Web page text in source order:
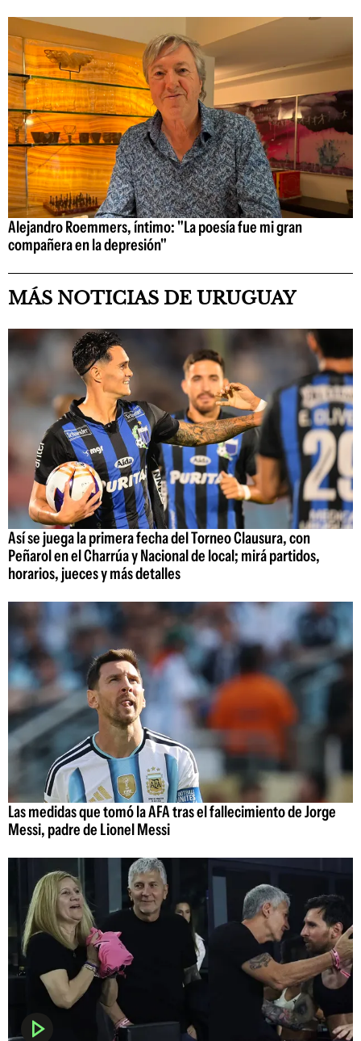
Alejandro Roemmers, íntimo: "La poesía fue mi gran
compañera en la depresión"
MÁS NOTICIAS DE URUGUAY
Así se juega la primera fecha del Torneo Clausura, con
Peñarol en el Charrúa y Nacional de local; mirá partidos,
horarios, jueces y más detalles
Las medidas que tomó la AFA tras el fallecimiento de Jorge
Messi, padre de Lionel Messi